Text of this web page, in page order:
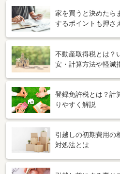
家を買うと決めたら
するポイントも押さ
不動産取得税とは？
安・計算方法や軽減
登録免許税とは？計
りやすく解説
引越しの初期費用の
対処法とは